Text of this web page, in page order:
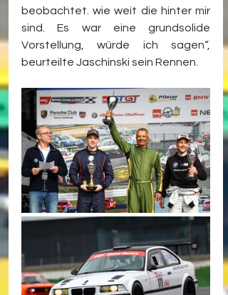
beobachtet. wie weit die hinter mir
sind. Es war eine grundsolide
Vorstellung, würde ich sagen“,
beurteilte Jaschinski sein Rennen.